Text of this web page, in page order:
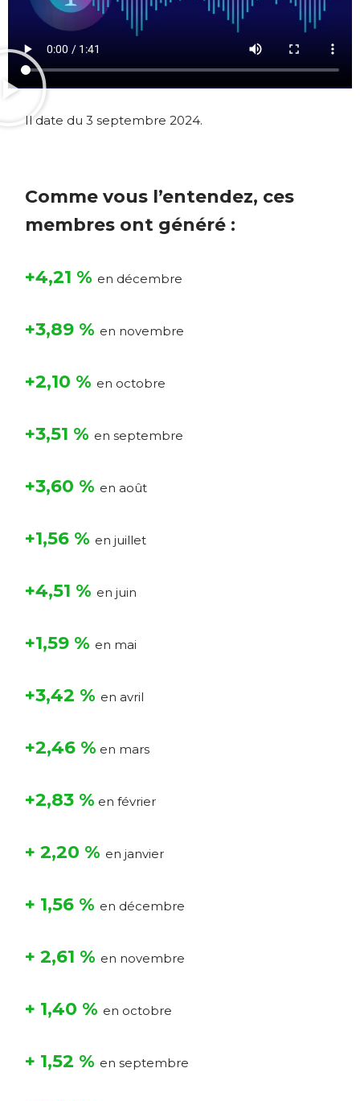
Il date du 3 septembre 2024.
Comme vous l’entendez, ces
membres ont généré :
+4,21 % en décembre
+3,89 % en novembre
+2,10 % en octobre
+3,51 % en septembre
+3,60 % en août
+1,56 % en juillet
+4,51 % en juin
+1,59 % en mai
+3,42 % en avril
+2,46 % en mars
+2,83 % en février
+ 2,20 % en janvier
+ 1,56 % en décembre
+ 2,61 % en novembre
+ 1,40 % en octobre
+ 1,52 % en septembre